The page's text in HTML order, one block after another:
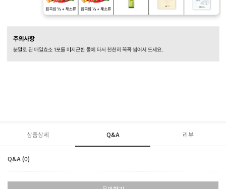
상품상세 Q&A 리뷰
Q&A (0)